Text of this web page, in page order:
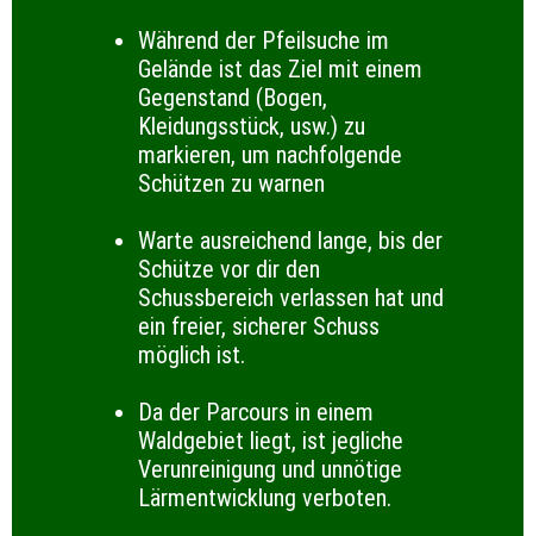
Während der Pfeilsuche im
Gelände ist das Ziel mit einem
Gegenstand (Bogen,
Kleidungsstück, usw.) zu
markieren, um nachfolgende
Schützen zu warnen
Warte ausreichend lange, bis der
Schütze vor dir den
Schussbereich verlassen hat und
ein freier, sicherer Schuss
möglich ist.
Da der Parcours in einem
Waldgebiet liegt, ist jegliche
Verunreinigung und unnötige
Lärmentwicklung verboten.